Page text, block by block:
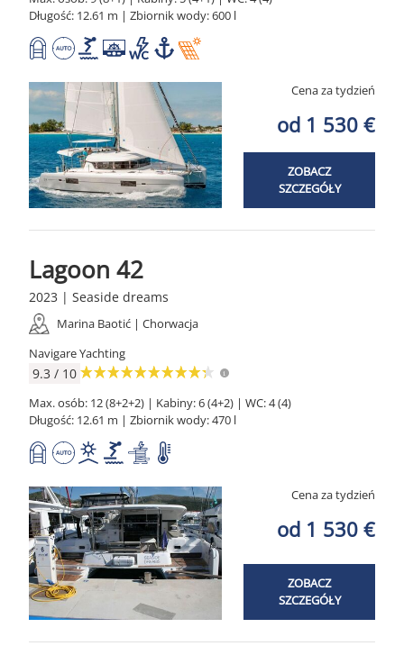
Długość: 12.61 m | Zbiornik wody: 600 l
Cena za tydzień
od 1 530 €
ZOBACZ
SZCZEGÓŁY
Lagoon 42
2023 | Seaside dreams
Marina Baotić | Chorwacja
Navigare Yachting
9.3 / 10
Max. osób: 12 (8+2+2) | Kabiny: 6 (4+2) | WC: 4 (4)
Długość: 12.61 m | Zbiornik wody: 470 l
Cena za tydzień
od 1 530 €
ZOBACZ
SZCZEGÓŁY